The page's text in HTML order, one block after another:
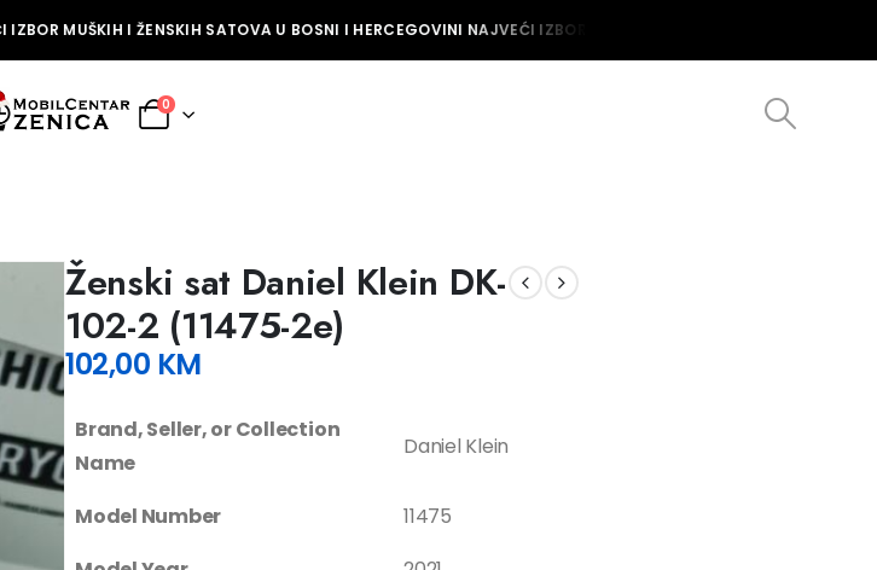
MUŠKIH I ŽENSKIH SATOVA U BOSNI I HERCEGOVINI NAJVEĆI IZBOR MUŠKIH I ŽENSKIH SATOVA U
0
Ženski sat Daniel Klein DK-
102-2 (11475-2e)
102,00 KM
Brand, Seller, or Collection
Name
Daniel Klein
Model Number
11475